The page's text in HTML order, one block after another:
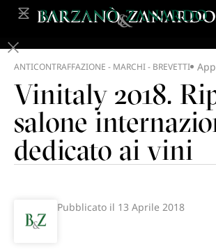
ANTICONTRAFFAZIONE - MARCHI - BREVETTI
Vinitaly 2018.
salone
dedicato ai vini
Pubblicato il 13 Aprile 2018